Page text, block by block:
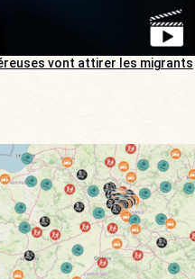
vont attirer les migrants